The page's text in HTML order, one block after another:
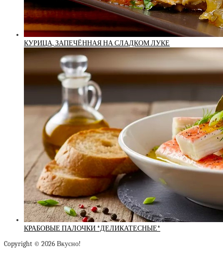
КУРИЦА, ЗАПЕЧЁННАЯ НА СЛАДКОМ ЛУКЕ
КРАБОВЫЕ ПАЛОЧКИ *ДЕЛИКАТЕСНЫЕ*
Copyright © 2026 Вкусно!